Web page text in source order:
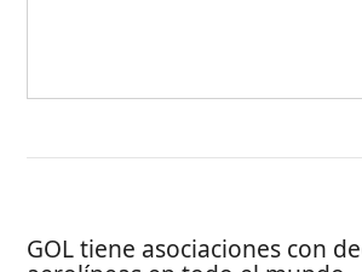
GOL tiene asociaciones con